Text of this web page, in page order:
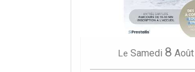
Le Samedi 8 Août